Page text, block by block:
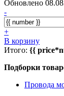
Обновлено
-
+
В корзину
Итого: {{
Подборки
Провода